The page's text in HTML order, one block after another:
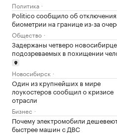
Политика
Politico сообщило об
биометрии на границе из-за
Общество
Задержаны четверо
подозреваемых в похищении
Новосибирск
Один из крупнейших в мире
лоукостеров сообщил о кризисе
отрасли
Бизнес
Почему электромобили
быстрее машин с ДВС